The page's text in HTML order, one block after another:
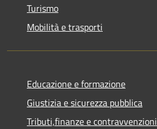
Turismo
Mobilità e trasporti
Educazione e formazione
Giustizia e sicurezza pubblica
Tributi,finanze e contravvenzioni